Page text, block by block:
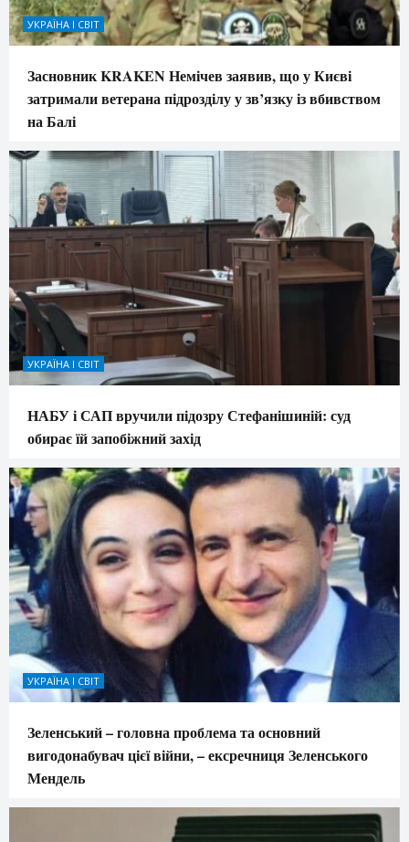
УКРАЇНА І СВІТ
Засновник KRAKEN Немічев заявив, що у Києві
затримали ветерана підрозділу у зв’язку із вбивством
на Балі
УКРАЇНА І СВІТ
НАБУ і САП вручили підозру Стефанішиній: суд
обирає їй запобіжний захід
УКРАЇНА І СВІТ
Зеленський – головна проблема та основний
вигодонабувач цієї війни, – ексречниця Зеленського
Мендель